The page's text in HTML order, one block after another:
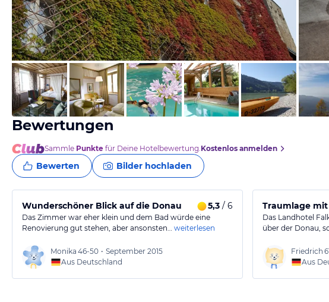
vom Hotelier, März 2017 vom
Bewertungen
Sammle Punkte für Deine Hotelbewertung.Kostenlos anmelden
Bewerten Bilder hochladen
Wunderschöner Blick auf die Donau 5,3 / 6
Das Zimmer war eher klein und dem Bad würde eine
Renovierung gut stehen, aber ansonsten… weiterlesen
Monika 46-50 • September 2015
Aus Deutschland
Traumlage
Das Landhotel
über der Donau,
Friedrich
Aus